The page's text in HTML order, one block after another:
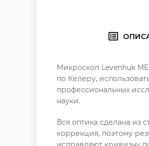
Микроскоп Levenhuk
по Келеру,
профессиональных
науки.
Вся оптика сделана из
коррекция, поэтому